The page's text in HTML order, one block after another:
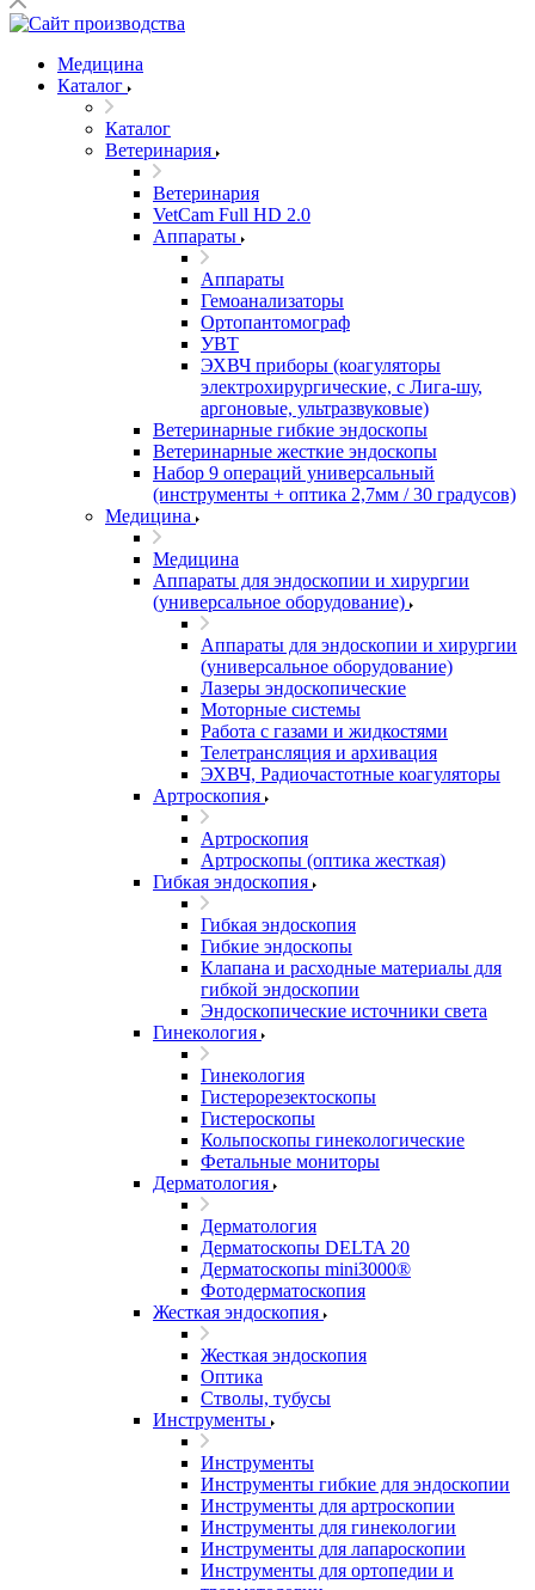
Медицина
Каталог
Каталог
Ветеринария
Ветеринария
VetCam Full HD 2.0
Аппараты
Аппараты
Гемоанализаторы
Ортопантомограф
УВТ
ЭХВЧ приборы (коагуляторы
электрохирургические, с Лига-шу,
аргоновые, ультразвуковые)
Ветеринарные гибкие эндоскопы
Ветеринарные жесткие эндоскопы
Набор 9 операций универсальный
(инструменты + оптика 2,7мм / 30 градусов)
Медицина
Медицина
Аппараты для эндоскопии и хирургии
(универсальное оборудование)
Аппараты для эндоскопии и хирургии
(универсальное оборудование)
Лазеры эндоскопические
Моторные системы
Работа с газами и жидкостями
Телетрансляция и архивация
ЭХВЧ, Радиочастотные коагуляторы
Артроскопия
Артроскопия
Артроскопы (оптика жесткая)
Гибкая эндоскопия
Гибкая эндоскопия
Гибкие эндоскопы
Клапана и расходные материалы для
гибкой эндоскопии
Эндоскопические источники света
Гинекология
Гинекология
Гистерорезектоскопы
Гистероскопы
Кольпоскопы гинекологические
Фетальные мониторы
Дерматология
Дерматология
Дерматоскопы DELTA 20
Дерматоскопы mini3000®
Фотодерматоскопия
Жесткая эндоскопия
Жесткая эндоскопия
Оптика
Стволы, тубусы
Инструменты
Инструменты
Инструменты гибкие для эндоскопии
Инструменты для артроскопии
Инструменты для гинекологии
Инструменты для лапароскопии
Инструменты для ортопедии и